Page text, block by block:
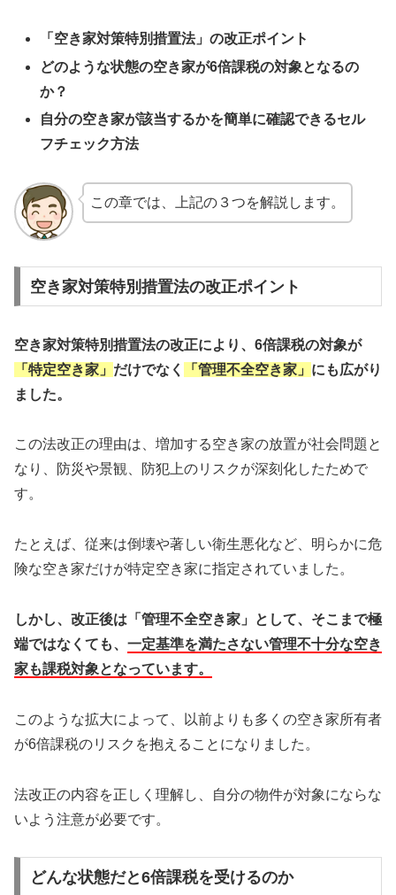
「空き家対策特別措置法」の改正ポイント
どのような状態の空き家が6倍課税の対象となるの
か？
自分の空き家が該当するかを簡単に確認できるセル
フチェック方法
この章では、上記の３つを解説します。
空き家対策特別措置法の改正ポイント
空き家対策特別措置法の改正により、6倍課税の対象が
「特定空き家」 だけでなく 「管理不全空き家」 にも広がり
ました。
この法改正の理由は、増加する空き家の放置が社会問題と
なり、防災や景観、防犯上のリスクが深刻化したためで
す。
たとえば、従来は倒壊や著しい衛生悪化など、明らかに危
険な空き家だけが特定空き家に指定されていました。
しかし、改正後は「管理不全空き家」として、そこまで極
端ではなくても、 一定基準を満たさない管理不十分な空き
家も課税対象となっています。
このような拡大によって、以前よりも多くの空き家所有者
が6倍課税のリスクを抱えることになりました。
法改正の内容を正しく理解し、自分の物件が対象にならな
いよう注意が必要です。
どんな状態だと6倍課税を受けるのか